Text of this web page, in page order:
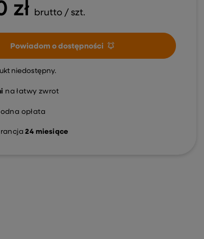
zł brutto / szt.
Powiadom o dostępności
niedostępny
na łatwy zwrot
opłata
24 miesiące